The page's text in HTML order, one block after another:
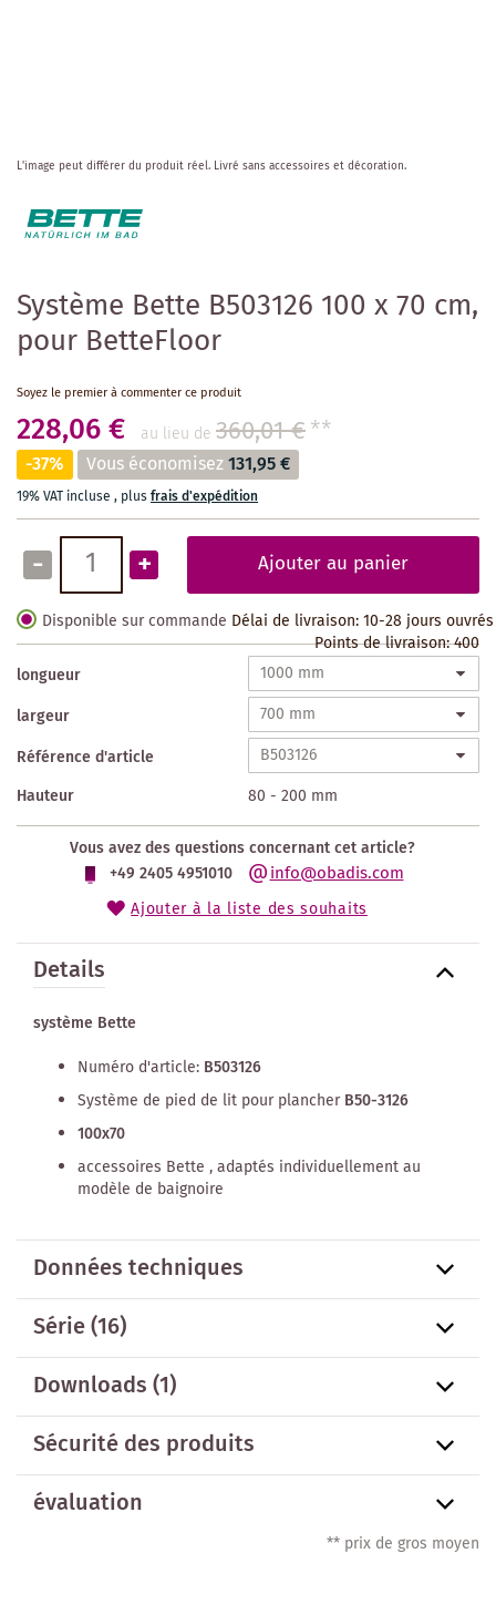
Système Bette B503126 100 x 70 cm,
pour BetteFloor
Soyez le premier à commenter ce produit
228,06 € au lieu de 360,01 €**
-37% Vous économisez131,95 €
19% VAT incluse , plusfrais d'expédition
- + Ajouter au panier
Disponible sur commande Délai de livraison: 10-28 jours ouvrés
Points de livraison:400
longueur
largeur
Référence d'article
Hauteur
80 - 200 mm
Vous avez des questions concernant cet article?
+49 2405 4951010
info@obadis.com
Ajouter à la liste des souhaits
Skip
beginning
of
images
gallery
L'image peut différer du produit réel. Livré sans accessoires et décoration.
Details
système Bette
Numéro d'article: B503126
Système de pied de lit pour plancherB50-3126
100x70
accessoires Bette , adaptés individuellement au
modèle de baignoire
Données techniques
Série(16)
Downloads (1)
Sécurité des produits
évaluation
** prix de gros moyen